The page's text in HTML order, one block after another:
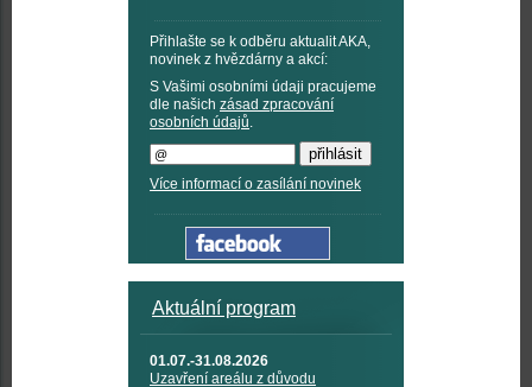
Přihlašte se k odběru aktualit AKA,
novinek z hvězdárny a akcí:
S Vašimi osobními údaji pracujeme
dle našich zásad zpracování
osobních údajů
Více informací o zasílání novinek
Aktuální program
01.07.-31.08.2026
Uzavření areálu z důvodu